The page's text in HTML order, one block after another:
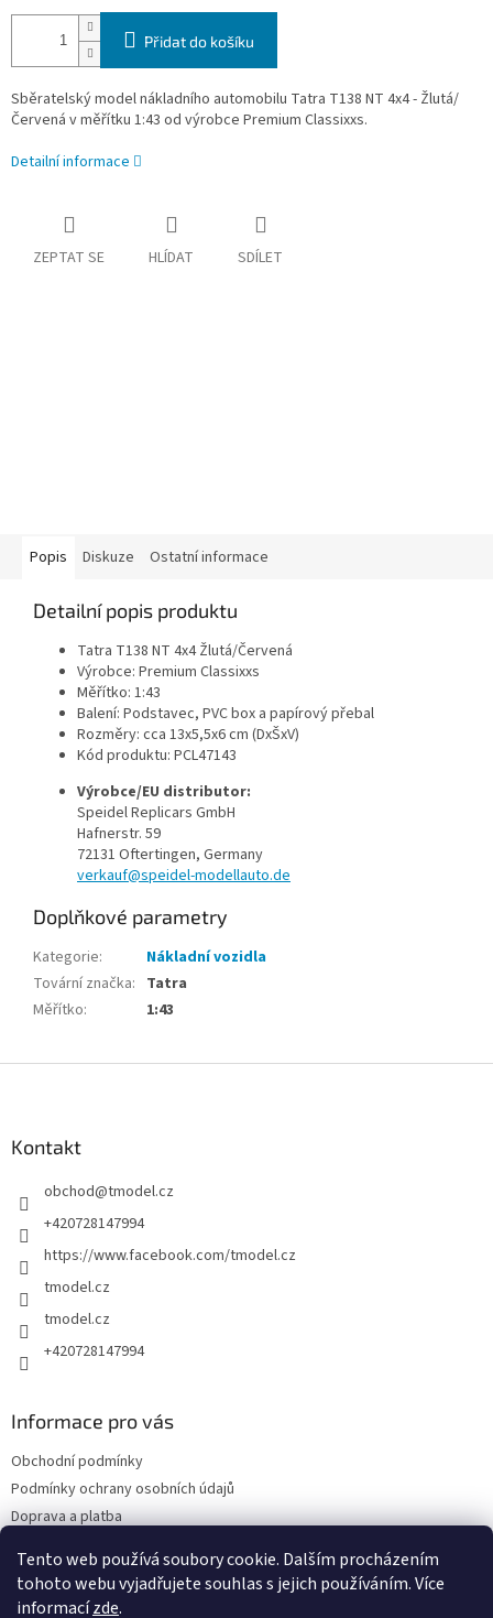
Tento web používá soubory cookie. Dalším procházením
tohoto webu vyjadřujete souhlas s jejich používáním. Více
informacízde.
Přidat do košíku
Sběratelský model nákladního automobilu Tatra T138 NT 4x4 - Žlutá/
Červená v měřítku 1:43 od výrobce Premium Classixxs.
Detailní informace
ZEPTAT SE HLÍDAT SDÍLET
Popis Diskuze Ostatní informace
Detailní popis produktu
Tatra T138 NT 4x4 Žlutá/Červená
Výrobce: Premium Classixxs
Měřítko: 1:43
Balení: Podstavec, PVC box a papírový přebal
Rozměry: cca 13x5,5x6 cm (DxŠxV)
Kód produktu: PCL47143
Výrobce/EU distributor:
Speidel Replicars GmbH
Hafnerstr. 59
72131 Oftertingen, Germany
verkauf@speidel-modellauto.de
Doplňkové parametry
Kategorie:
Nákladní vozidla
Tovární značka: Tatra
Měřítko: 1:43
Kontakt
obchod@tmodel.cz
+420728147994
https://www.facebook.com/tmodel.cz
tmodel.cz
tmodel.cz
+420728147994
Informace pro vás
Obchodní podmínky
Podmínky ochrany osobních údajů
Doprava a platba
Kontakty